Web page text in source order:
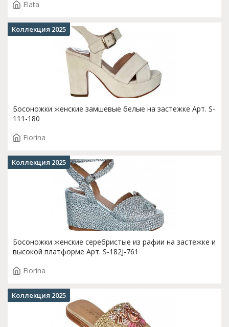
Elata
Босоножки женские замшевые белые на застежке Арт. S-
111-180
Fiorina
Коллекция 2025
Босоножки женские серебристые из рафии на застежке и
высокой платформе Арт. S-182J-761
Fiorina
Коллекция 2025
Коллекция 2025